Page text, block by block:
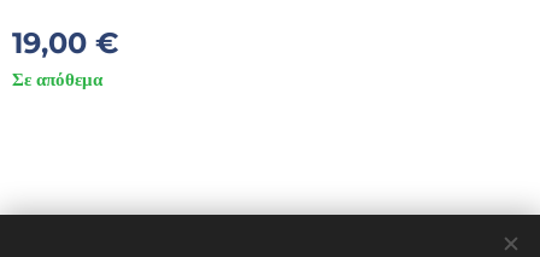
19,00 €
Σε απόθεμα